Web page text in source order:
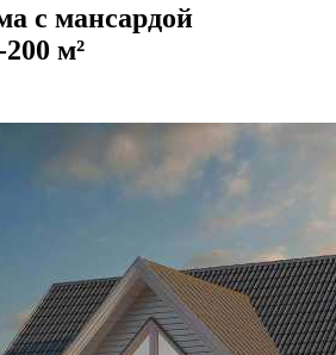
с мансардой
м²